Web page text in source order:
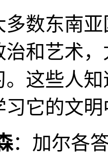
多数东南
治和艺术
。这些人
习它的文
：加尔各